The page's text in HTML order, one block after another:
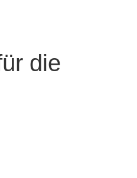
die